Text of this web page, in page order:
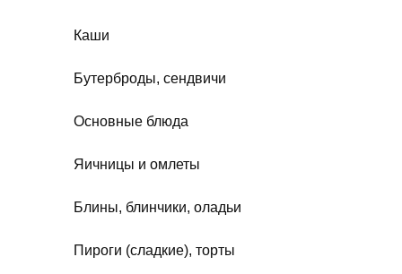
Каши
Бутерброды, сендвичи
Основные блюда
Яичницы и омлеты
Блины, блинчики, оладьи
Пироги (сладкие), торты